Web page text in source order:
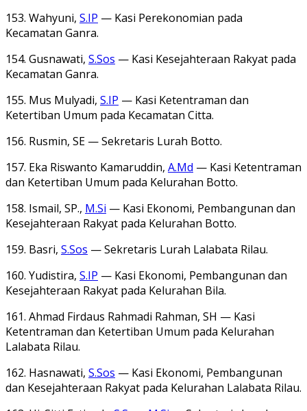
153. Wahyuni, S.IP — Kasi Perekonomian pada
Kecamatan Ganra.
154. Gusnawati, S.Sos — Kasi Kesejahteraan Rakyat pada
Kecamatan Ganra.
155. Mus Mulyadi, S.IP — Kasi Ketentraman dan
Ketertiban Umum pada Kecamatan Citta.
156. Rusmin, SE — Sekretaris Lurah Botto.
157. Eka Riswanto Kamaruddin, A.Md — Kasi Ketentraman
dan Ketertiban Umum pada Kelurahan Botto.
158. Ismail, SP., M.Si — Kasi Ekonomi, Pembangunan dan
Kesejahteraan Rakyat pada Kelurahan Botto.
159. Basri, S.Sos — Sekretaris Lurah Lalabata Rilau.
160. Yudistira, S.IP — Kasi Ekonomi, Pembangunan dan
Kesejahteraan Rakyat pada Kelurahan Bila.
161. Ahmad Firdaus Rahmadi Rahman, SH — Kasi
Ketentraman dan Ketertiban Umum pada Kelurahan
Lalabata Rilau.
162. Hasnawati, S.Sos — Kasi Ekonomi, Pembangunan
dan Kesejahteraan Rakyat pada Kelurahan Lalabata Rilau.